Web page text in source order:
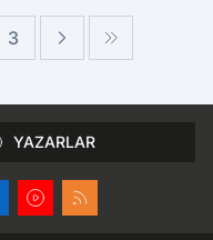
3
YAZARLAR